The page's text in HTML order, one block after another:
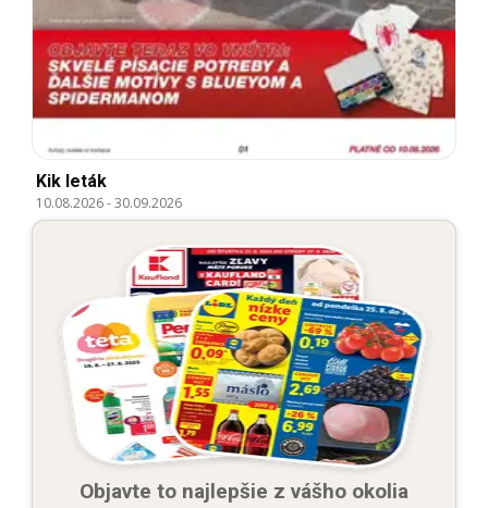
Kik leták
10.08.2026-30.09.2026
Objavte to najlepšie z vášho okolia